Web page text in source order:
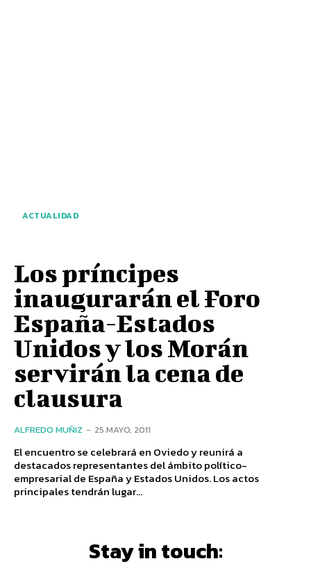
ACTUALIDAD
Los príncipes
inaugurarán el Foro
España-Estados
Unidos y los Morán
servirán la cena de
clausura
ALFREDO MUÑIZ - 25 MAYO, 2011
El encuentro se celebrará en Oviedo y reunirá a
destacados representantes del ámbito político-
empresarial de España y Estados Unidos. Los actos
principales tendrán lugar...
Stay in touch: